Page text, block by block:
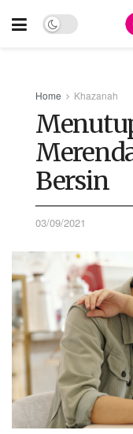
Home Khazanah
Bersin
03/09/2021